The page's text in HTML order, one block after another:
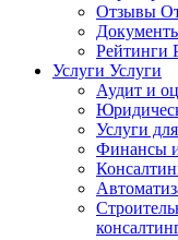
Отзывы
Рейтинги
Услуги Услуги
Аудит и
Услуги
Финансы